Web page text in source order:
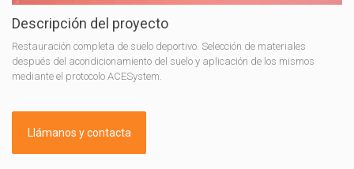
Descripción del proyecto
Restauración completa de suelo deportivo. Selección de materiales
después del acondicionamiento del suelo y aplicación de los mismos
mediante el protocolo ACESystem.
Llámanos y contacta